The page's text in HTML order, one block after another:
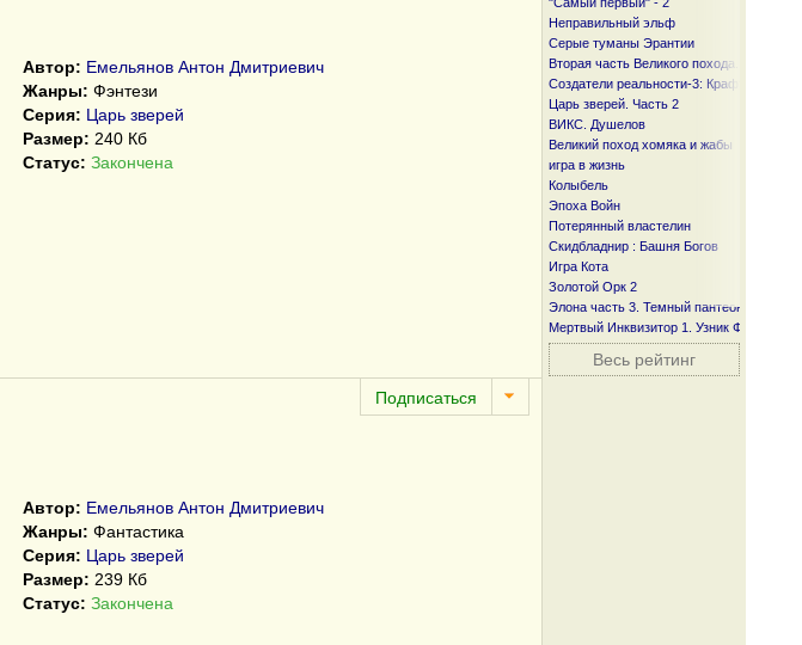
Автор: Емельянов Антон Дмитриевич
Жанры: Фэнтези
Серия: Царь зверей
Размер: 240 Кб
Статус: Закончена
Автор: Емельянов Антон Дмитриевич
Жанры: Фантастика
Серия: Царь зверей
Размер: 239 Кб
Статус: Закончена
Неправильный эльф
Серые туманы Эрантии
Вторая часть Великого похода. От
Создатели реальности-3: Крафтер
Царь зверей. Часть 2
ВИКС. Душелов
Великий поход хомяка и жабы
игра в жизнь
Колыбель
Эпоха Войн
Потерянный властелин
Скидбладнир : Башня Богов
Игра Кота
Золотой Орк 2
Элона часть 3. Темный пантеон
Мертвый Инквизитор 1. Узник Фанмира
Весь рейтинг